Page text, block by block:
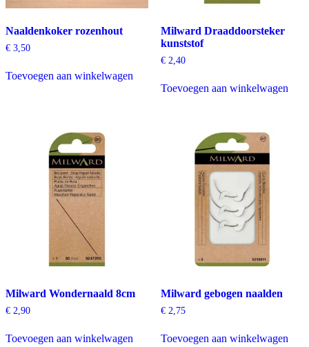
Naaldenkoker rozenhout
€ 3,50
Toevoegen aan winkelwagen
Milward Draaddoorsteker
kunststof
€2,40
Toevoegen aan winkelwagen
Milward Wondernaald 8cm
€ 2,90
Toevoegen aan winkelwagen
Milward gebogen naalden
€2,75
Toevoegen aan winkelwagen